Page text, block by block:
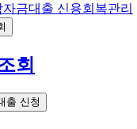
자금대출 신용회복관리
회
출 신청